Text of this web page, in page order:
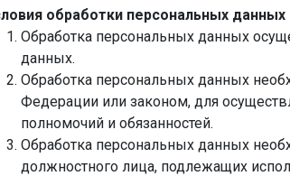
обработки персональных данных
Обработка персональных данных
данных.
Обработка персональных данных
Федерации или законом, для
полномочий и обязанностей.
Обработка персональных данных
должностного лица, подлежащих